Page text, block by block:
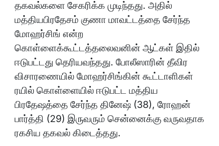
தகவல்களை சேகரிக்க முடிந்தது. அதில்
மத்தியபிரதேசம் குணா மாவட்டத்தை சேர்ந்த
மோஹர்சிங் என்ற
கொள்ளைக்கூட்டத்தலைவனின் ஆட்கள் இதில்
ஈடுபட்டது தெரியவந்தது. போலீஸாரின் தீவிர
விசாரணையில் மோஹர்சிங்கின் கூட்டாளிகள்
ரயில் கொள்ளையில் ஈடுபட்ட மத்திய
பிரதேஷத்தை சேர்ந்த தினேஷ் (38), ரோஹன்
பார்த்தி (29) இருவரும் சென்னைக்கு வருவதாக
ரகசிய தகவல் கிடைத்தது.